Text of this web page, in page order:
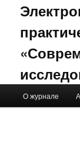
Skip to
Skip to
О журнале